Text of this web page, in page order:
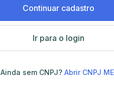
Continuar cadastro
Ir para o login
Ainda sem CNPJ? Abrir CNPJ